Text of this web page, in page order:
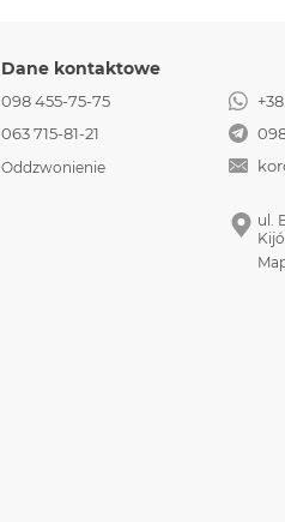
Dane kontaktowe
098 455-75-75
063 715-81-21
Oddzwonienie
ul.